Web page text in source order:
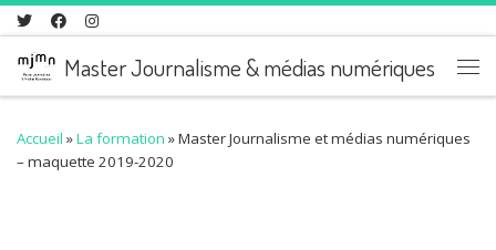
Skip to content
Master Journalisme & médias numériques
Accueil »La formation »Master Journalisme et médias numériques
– maquette 2019-2020